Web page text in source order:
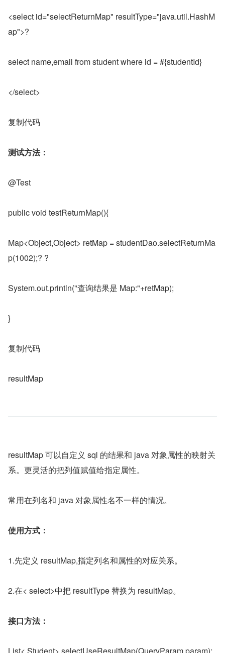
<select id="selectReturnMap" resultType="java.util.HashM
ap">?
select name,email from student where id = #{studentId}
</select>
复制代码
测试方法：
@Test
public void testReturnMap(){
Map<Object,Object> retMap = studentDao.selectReturnMa
p(1002);? ?
System.out.println("查询结果是 Map:"+retMap);
}
复制代码
resultMap
resultMap 可以自定义 sql 的结果和 java 对象属性的映射关
系。更灵活的把列值赋值给指定属性。
常用在列名和 java 对象属性名不一样的情况。
使用方式：
1.先定义 resultMap,指定列名和属性的对应关系。
2.在< select>中把 resultType 替换为 resultMap。
接口方法：
List< Student> selectUseResultMap(QueryParam param);